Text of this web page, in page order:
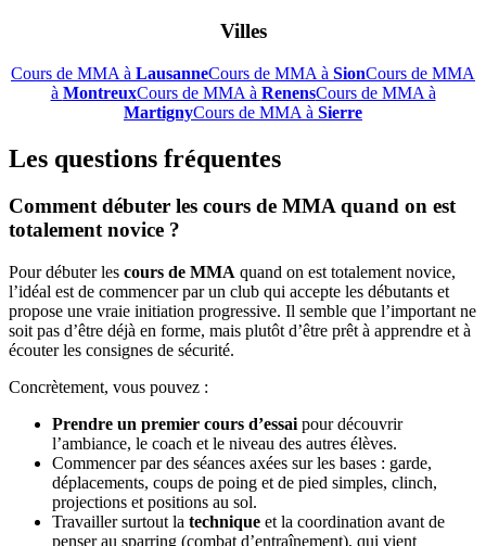
Villes
Cours de MMA à LausanneCours de MMA à SionCours de MMA
à MontreuxCours de MMA à RenensCours de MMA à
MartignyCours de MMA à Sierre
Les questions fréquentes
Comment débuter les cours de MMA quand on est
totalement novice ?
Pour débuter les cours de MMA quand on est totalement novice,
l’idéal est de commencer par un club qui accepte les débutants et
propose une vraie initiation progressive. Il semble que l’important ne
soit pas d’être déjà en forme, mais plutôt d’être prêt à apprendre et à
écouter les consignes de sécurité.
Concrètement, vous pouvez :
Prendre un premier cours d’essai pour découvrir
l’ambiance, le coach et le niveau des autres élèves.
Commencer par des séances axées sur les bases : garde,
déplacements, coups de poing et de pied simples, clinch,
projections et positions au sol.
Travailler surtout la technique et la coordination avant de
penser au sparring (combat d’entraînement), qui vient